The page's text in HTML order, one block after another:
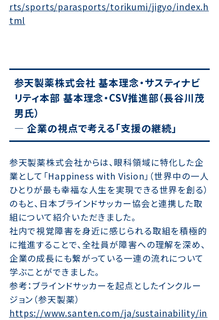
rts/sports/parasports/torikumi/jigyo/index.h
tml
参天製薬株式会社 基本理念・サスティナビ
リティ本部 基本理念・CSV推進部（長谷川茂
男氏）
— 企業の視点で考える「支援の継続」
参天製薬株式会社からは、眼科領域に特化した企
業として「Happiness with Vision」（世界中の一人
ひとりが最も幸福な人生を実現できる世界を創る）
のもと、日本ブラインドサッカー協会と連携した取
組について紹介いただきました。
社内で視覚障害を身近に感じられる取組を積極的
に推進することで、全社員が障害への理解を深め、
企業の成長にも繋がっている一連の流れについて
学ぶことができました。
参考：ブラインドサッカーを起点としたインクルー
ジョン（参天製薬）
https://www.santen.com/ja/sustainability/in